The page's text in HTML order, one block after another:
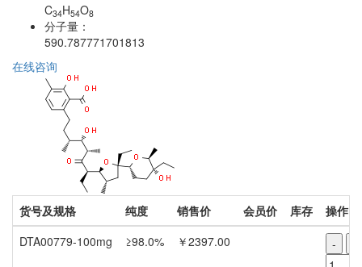
C34H54O8
分子量：
590.787771701813
在线咨询
货号及规格 纯度 销售价 会员价 库存
操作
DTA00779-100mg
≥98.0% ￥2397.00 -